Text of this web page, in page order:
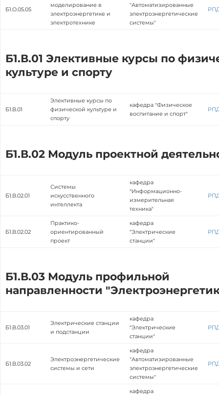
Б1.О.05.05
моделирование в
электроэнергетике и
электротехнике
"Автоматизированные
электроэнергетические
системы"
Б1.В.01 Элективные курсы по
культуре и спорту
Б1.В.01
Элективные курсы по
физической культуре и
спорту
кафедра "Физическое
воспитание и спорт"
Б1.В.02 Модуль проектной
Б1.В.02.01
Системы
искусственного
интеллекта
кафедра
"Информационно-
измерительная
техника"
Б1.В.02.02
Практико-
ориентированный
проект
кафедра
"Электрические
станции"
Б1.В.03 Модуль профильной
направленности
Б1.В.03.01
Электрические станции
и подстанции
кафедра
"Электрические
станции"
Б1.В.03.02
Электроэнергетические
системы и сети
кафедра
"Автоматизированные
электроэнергетические
системы"
кафедра